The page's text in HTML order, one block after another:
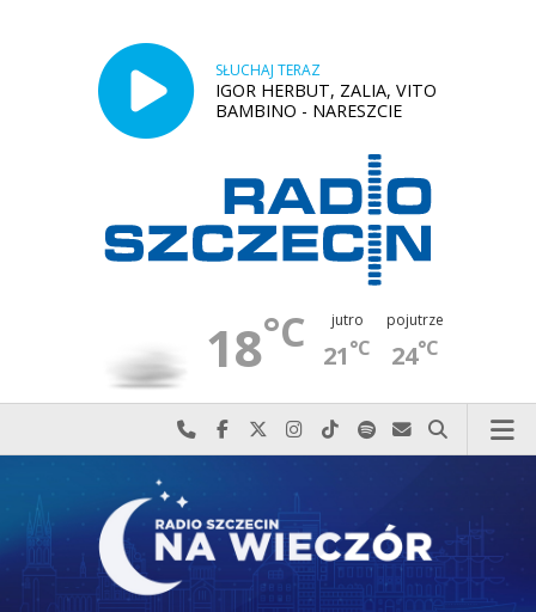
SŁUCHAJ TERAZ
IGOR HERBUT, ZALIA, VITO
BAMBINO - NARESZCIE
18°C jutro
21°C
pojutrze
24°C
Najlepiej po prostu do nas zadzwoń
Odwiedź nas na Facebook-u
Odwiedź nas na X
Odwiedź nas na Instagram-ie
Odwiedź nas na TikTok-u
Szukaj nas na Spotify
Wyślij do nas
Szukaj